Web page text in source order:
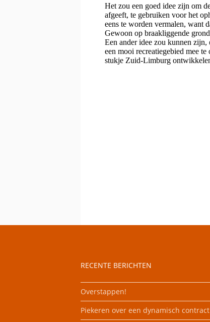
RECENTE BERICHTEN
Overstappen!
Piekeren over een dynamisch contract